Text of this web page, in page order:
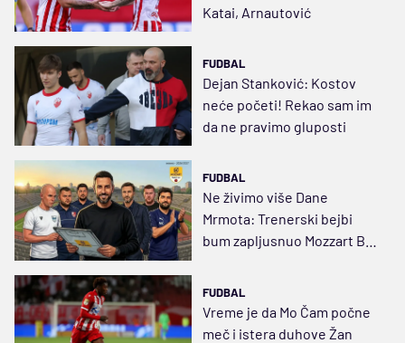
Katai, Arnautović
FUDBAL
Dejan Stanković: Kostov
neće početi! Rekao sam im
da ne pravimo gluposti
FUDBAL
Ne živimo više Dane
Mrmota: Trenerski bejbi
bum zapljusnuo Mozzart Bet
FUDBAL
Vreme je da Mo Čam počne
meč i istera duhove Žan